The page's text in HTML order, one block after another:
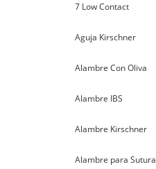
7 Low Contact
Aguja Kirschner
Alambre Con Oliva
Alambre IBS
Alambre Kirschner
Alambre para Sutura